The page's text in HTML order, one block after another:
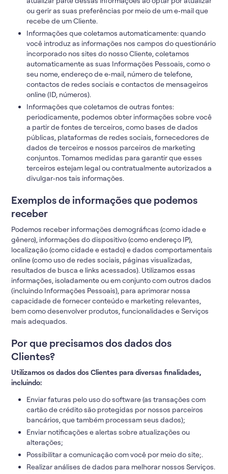
ou gerir as suas preferências por meio de um e‑mail que
recebe de um Cliente.
Informações que coletamos automaticamente: quando
você introduz as informações nos campos do questionário
incorporado nos sites do nosso Cliente, coletamos
automaticamente as suas Informações Pessoais, como o
seu nome, endereço de e‑mail, número de telefone,
contactos de redes sociais e contactos de mensageiros
online (ID, números).
Informações que coletamos de outras fontes:
periodicamente, podemos obter informações sobre você
a partir de fontes de terceiros, como bases de dados
públicas, plataformas de redes sociais, fornecedores de
dados de terceiros e nossos parceiros de marketing
conjuntos. Tomamos medidas para garantir que esses
terceiros estejam legal ou contratualmente autorizados a
divulgar‑nos tais informações.
Exemplos de informações que podemos
receber
Podemos receber informações demográficas (como idade e
gênero), informações do dispositivo (como endereço IP),
localização (como cidade e estado) e dados comportamentais
online (como uso de redes sociais, páginas visualizadas,
resultados de busca e links acessados). Utilizamos essas
informações, isoladamente ou em conjunto com outros dados
(incluindo Informações Pessoais), para aprimorar nossa
capacidade de fornecer conteúdo e marketing relevantes,
bem como desenvolver produtos, funcionalidades e Serviços
mais adequados.
Por que precisamos dos dados dos
Clientes?
Utilizamos os dados dos Clientes para diversas finalidades,
incluindo:
Enviar faturas pelo uso do software (as transações com
cartão de crédito são protegidas por nossos parceiros
bancários, que também processam seus dados);
Enviar notificações e alertas sobre atualizações ou
alterações;
Possibilitar a comunicação com você por meio do site;.
Realizar análises de dados para melhorar nossos Serviços.